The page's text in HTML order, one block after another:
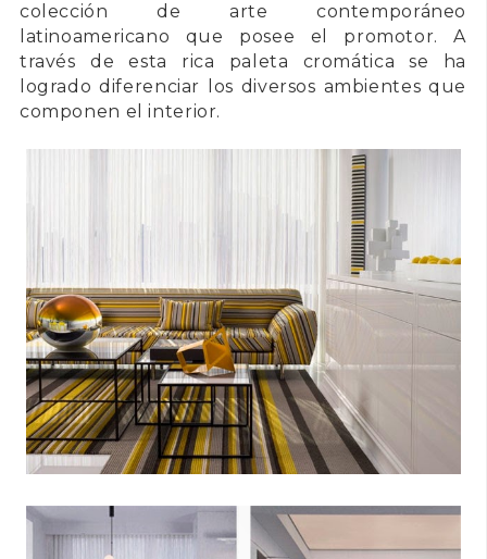
colección de arte contemporáneo
latinoamericano que posee el promotor. A
través de esta rica paleta cromática se ha
logrado diferenciar los diversos ambientes que
componen el interior.